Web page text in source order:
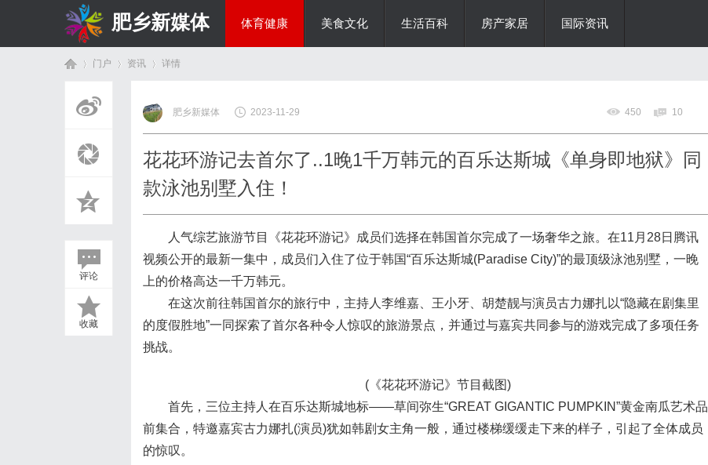
肥乡新媒体 体育健康 美食文化 生活百科 房产家居 国际资讯
门户 资讯
›
详情
评论
收藏
肥乡新媒体 2023-11-29 450 10
花花环游记去首尔了..1晚1千万韩元的百乐达斯城《单身即地狱》同
款泳池别墅入住！
人气综艺旅游节目《花花环游记》成员们选择在韩国首尔完成了一场奢华之旅。在11月28日腾讯
视频公开的最新一集中，成员们入住了位于韩国“百乐达斯城(Paradise City)”的最顶级泳池别墅，一晚
上的价格高达一千万韩元。
在这次前往韩国首尔的旅行中，主持人李维嘉、王小牙、胡楚靓与演员古力娜扎以“隐藏在剧集里
的度假胜地”一同探索了首尔各种令人惊叹的旅游景点，并通过与嘉宾共同参与的游戏完成了多项任务
挑战。
(《花花环游记》节目截图)
首先，三位主持人在百乐达斯城地标——草间弥生“GREAT GIGANTIC PUMPKIN”黄金南瓜艺术品
前集合，特邀嘉宾古力娜扎(演员)犹如韩剧女主角一般，通过楼梯缓缓走下来的样子，引起了全体成员
的惊叹。